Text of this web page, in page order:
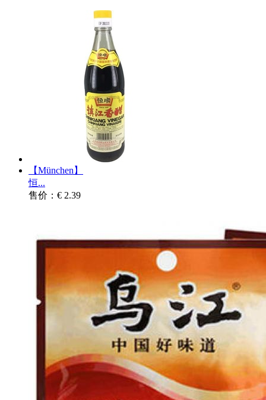
【München】
恒...
售价：€ 2.39